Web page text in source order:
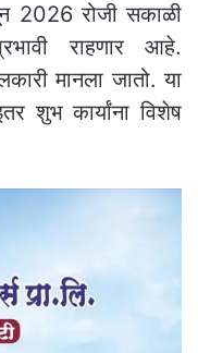
2026 रोजी सकाळी
राहणार आहे.
मानला जातो. या
शुभ कार्यांना विशेष